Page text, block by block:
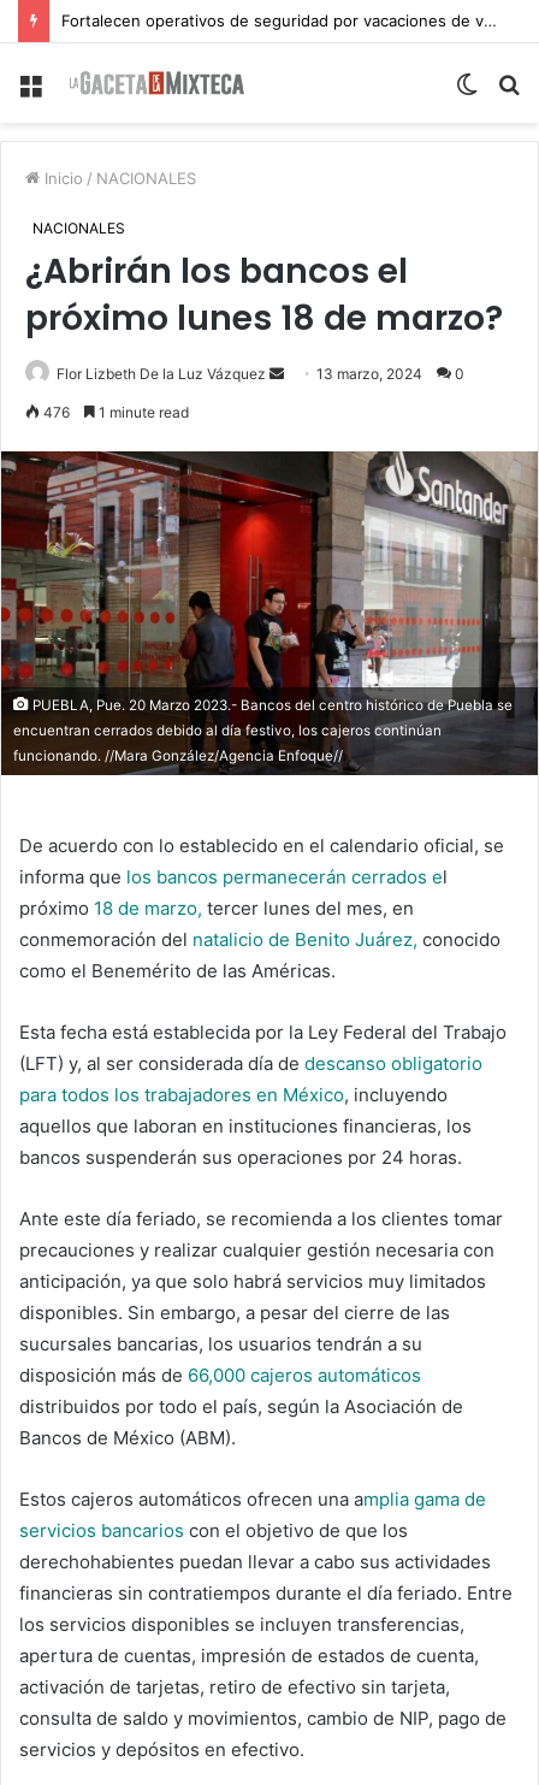
Fortalecen operativos de seguridad por vacaciones de verano en Atlixco
Menu
Switch
Inicio / NACIONALES
NACIONALES
¿Abrirán los bancos el
próximo lunes 18 de marzo?
Flor Lizbeth De la Luz Vázquez
Send13 marzo, 2024 0
476 1 minute read
PUEBLA, Pue. 20 Marzo 2023.- Bancos del centro histórico de Puebla se
encuentran cerrados debido al día festivo, los cajeros continúan
funcionando. //Mara González/Agencia Enfoque//
De acuerdo con lo establecido en el calendario oficial, se
informa que los bancos permanecerán cerrados el
próximo 18 de marzo, tercer lunes del mes, en
conmemoración del natalicio de Benito Juárez, conocido
como el Benemérito de las Américas.
Esta fecha está establecida por la Ley Federal del Trabajo
(LFT) y, al ser considerada día de descanso obligatorio
para todos los trabajadores en México, incluyendo
aquellos que laboran en instituciones financieras, los
bancos suspenderán sus operaciones por 24 horas.
Ante este día feriado, se recomienda a los clientes tomar
precauciones y realizar cualquier gestión necesaria con
anticipación, ya que solo habrá servicios muy limitados
disponibles. Sin embargo, a pesar del cierre de las
sucursales bancarias, los usuarios tendrán a su
disposición más de 66,000 cajeros automáticos
distribuidos por todo el país, según la Asociación de
Bancos de México (ABM).
Estos cajeros automáticos ofrecen una amplia gama de
servicios bancarios con el objetivo de que los
derechohabientes puedan llevar a cabo sus actividades
financieras sin contratiempos durante el día feriado. Entre
los servicios disponibles se incluyen transferencias,
apertura de cuentas, impresión de estados de cuenta,
activación de tarjetas, retiro de efectivo sin tarjeta,
consulta de saldo y movimientos, cambio de NIP, pago de
servicios y depósitos en efectivo.